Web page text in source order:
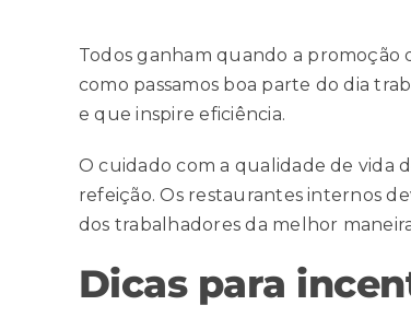
Todos ganham quando a promoção
como passamos boa parte do dia
e que inspire eficiência.
O cuidado com a qualidade de vida
refeição. Os restaurantes internos
dos trabalhadores da melhor
Dicas para